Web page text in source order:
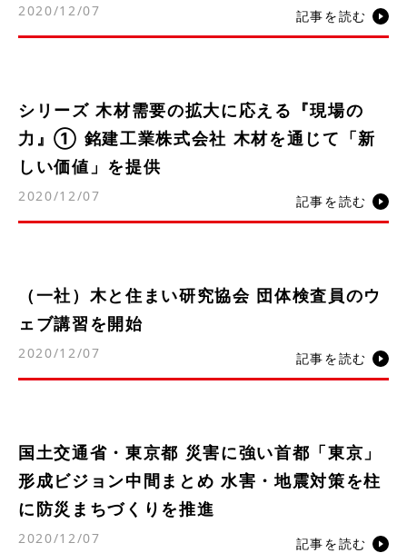
2020/12/07 記事を読む
シリーズ 木材需要の拡大に応える『現場の
力』① 銘建工業株式会社 木材を通じて「新
しい価値」を提供
2020/12/07 記事を読む
（一社）木と住まい研究協会 団体検査員のウ
ェブ講習を開始
2020/12/07 記事を読む
国土交通省・東京都 災害に強い首都「東京」
形成ビジョン中間まとめ 水害・地震対策を柱
に防災まちづくりを推進
2020/12/07 記事を読む